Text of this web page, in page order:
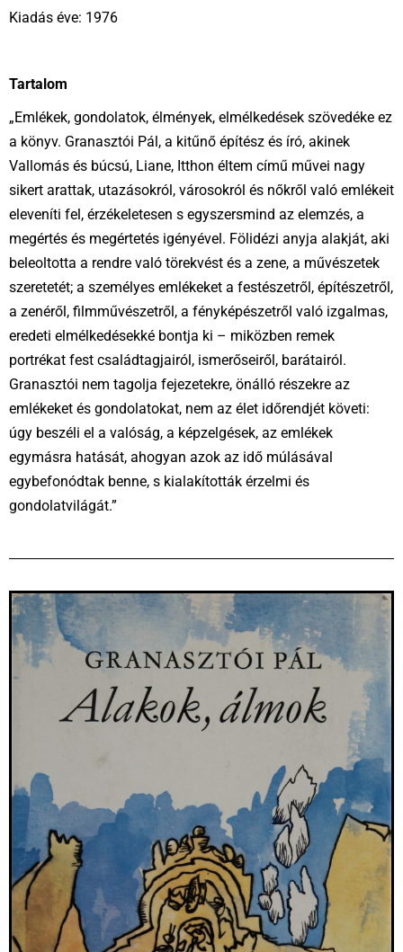
Kiadás éve: 1976
Tartalom
„Emlékek, gondolatok, élmények, elmélkedések szövedéke ez
a könyv. Granasztói Pál, a kitűnő építész és író, akinek
Vallomás és búcsú, Liane, Itthon éltem című művei nagy
sikert arattak, utazásokról, városokról és nőkről való emlékeit
eleveníti fel, érzékeletesen s egyszersmind az elemzés, a
megértés és megértetés igényével. Fölidézi anyja alakját, aki
beleoltotta a rendre való törekvést és a zene, a művészetek
szeretetét; a személyes emlékeket a festészetről, építészetről,
a zenéről, filmművészetről, a fényképészetről való izgalmas,
eredeti elmélkedésekké bontja ki – miközben remek
portrékat fest családtagjairól, ismerőseiről, barátairól.
Granasztói nem tagolja fejezetekre, önálló részekre az
emlékeket és gondolatokat, nem az élet időrendjét követi:
úgy beszéli el a valóság, a képzelgések, az emlékek
egymásra hatását, ahogyan azok az idő múlásával
egybefonódtak benne, s kialakították érzelmi és
gondolatvilágát.”